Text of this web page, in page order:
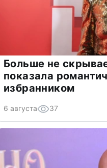
Больше не
показала
избранником
6 августа 37